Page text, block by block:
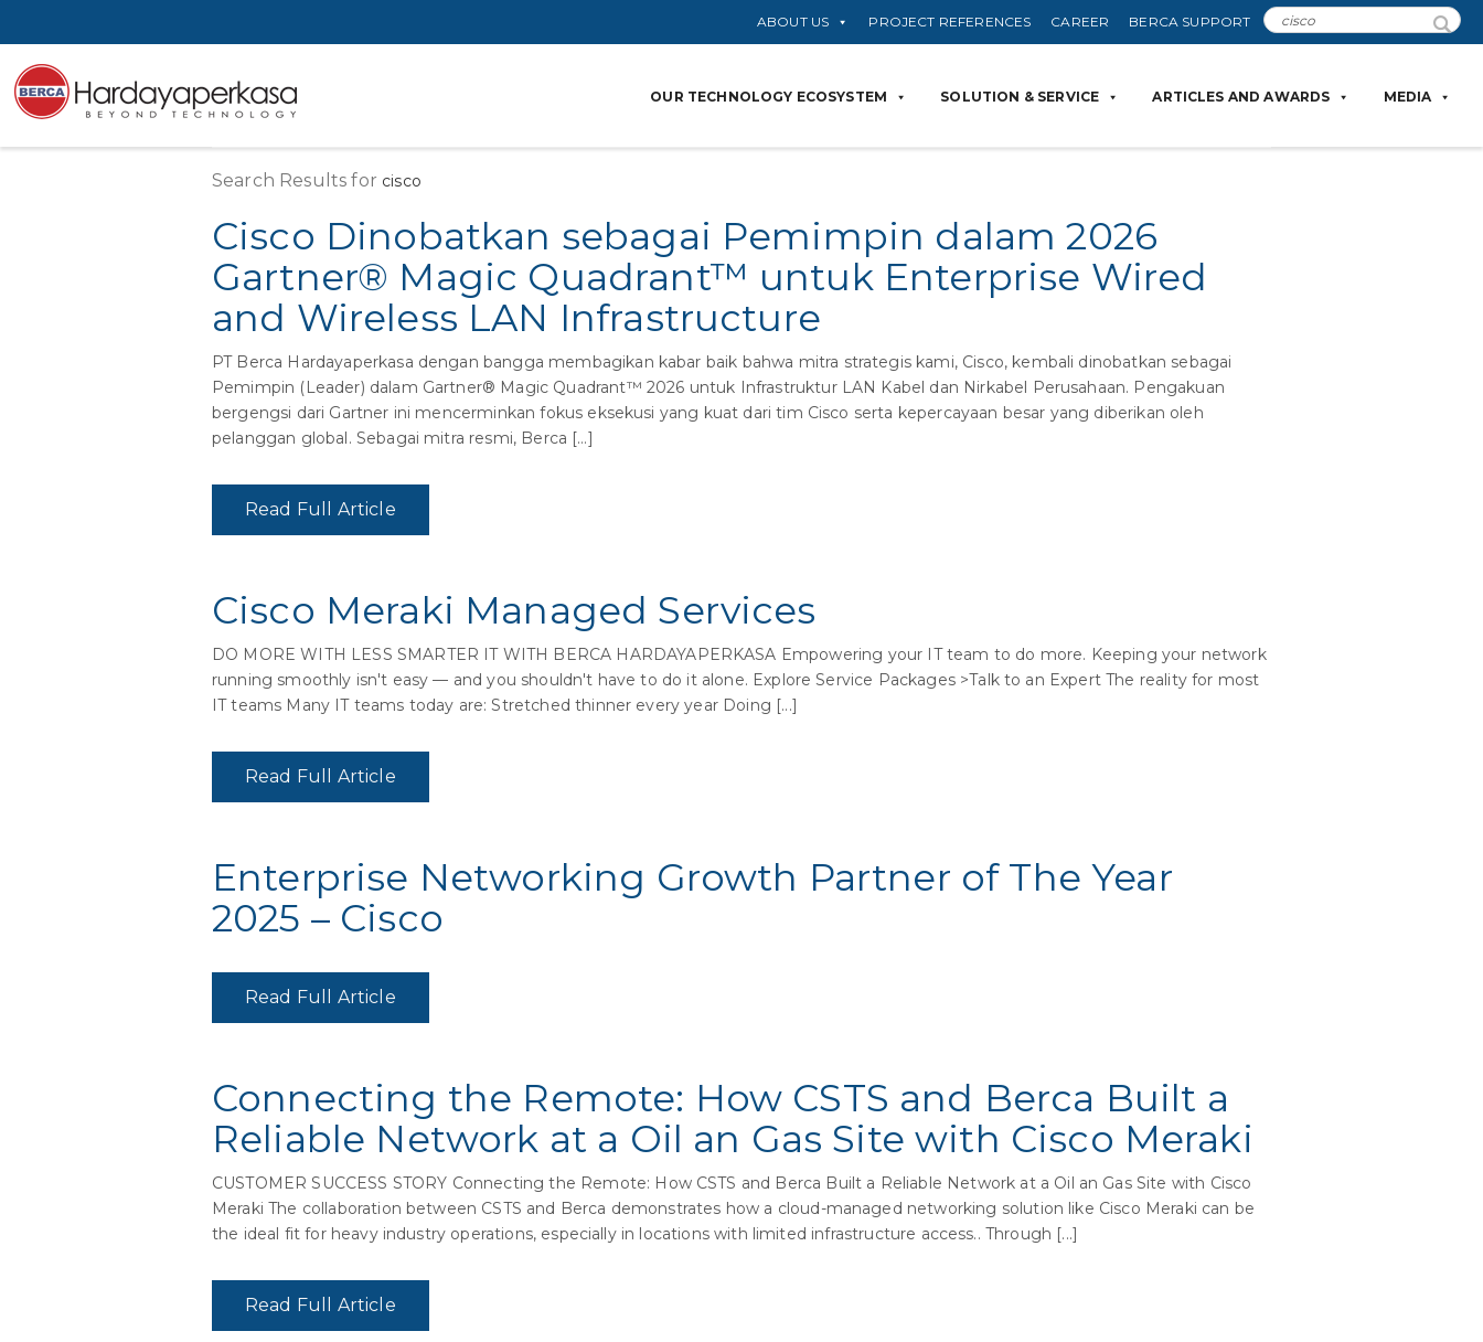
ABOUT US PROJECT REFERENCES CAREER BERCA SUPPORT
OUR TECHNOLOGY ECOSYSTEM SOLUTION & SERVICE ARTICLES AND AWARDS MEDIA
Search Results for cisco
Cisco Dinobatkan sebagai Pemimpin dalam 2026
Gartner® Magic Quadrant™ untuk Enterprise Wired
and Wireless LAN Infrastructure
PT Berca Hardayaperkasa dengan bangga membagikan kabar baik bahwa mitra strategis kami, Cisco, kembali dinobatkan sebagai
Pemimpin (Leader) dalam Gartner® Magic Quadrant™ 2026 untuk Infrastruktur LAN Kabel dan Nirkabel Perusahaan. Pengakuan
bergengsi dari Gartner ini mencerminkan fokus eksekusi yang kuat dari tim Cisco serta kepercayaan besar yang diberikan oleh
pelanggan global. Sebagai mitra resmi, Berca […]
Read Full Article
Cisco Meraki Managed Services
DO MORE WITH LESS SMARTER IT WITH BERCA HARDAYAPERKASA Empowering your IT team to do more. Keeping your network
running smoothly isn't easy — and you shouldn't have to do it alone. Explore Service Packages >Talk to an Expert The reality for most
IT teams Many IT teams today are: Stretched thinner every year Doing [...]
Read Full Article
Enterprise Networking Growth Partner of The Year
2025 – Cisco
Read Full Article
Connecting the Remote: How CSTS and Berca Built a
Reliable Network at a Oil an Gas Site with Cisco Meraki
CUSTOMER SUCCESS STORY Connecting the Remote: How CSTS and Berca Built a Reliable Network at a Oil an Gas Site with Cisco
Meraki The collaboration between CSTS and Berca demonstrates how a cloud-managed networking solution like Cisco Meraki can be
the ideal fit for heavy industry operations, especially in locations with limited infrastructure access.. Through [...]
Read Full Article